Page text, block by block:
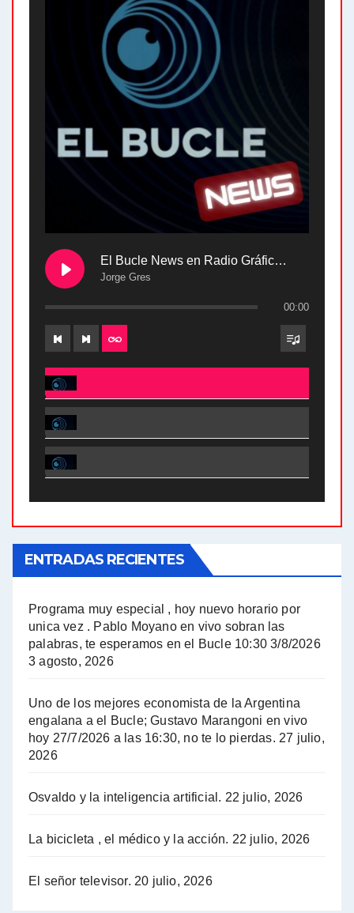
El Bucle News en Radio Gráfica. Bloque 2 . 28.04.24
Jorge Gres
00:00
El Bucle News en Radio Gráfica. Bloque 2 . 28.04.24 - Jorge Gres
El Bucle News en Radio Gráfica. Bloque 1 . 28.04.24 - Jorge Gres
El Bucle News en Radio Gráfica. Bloque 2 . 21.04.24 - Jorge Gres
A mayor poder al empresariado le cuesta encontrar resistencia - Jose Urtubey con Jorge Gres
Hugo Yasky : Día de la Militancia - Hugo Yasky con Jorge Gres
Hugo Yasky sobre la Coordinadora de las Industrias de Productos Alimenticios (COPAL) - Hugo Yasky con Jorge Gres
Pablo Moyano sobre el espionaje: "Estos personajes siniestros han hecho mucho daño" - Pablo Moyano con Jorge Gres
ENTRADAS RECIENTES
Programa muy especial , hoy nuevo horario por
unica vez . Pablo Moyano en vivo sobran las
palabras, te esperamos en el Bucle 10:30 3/8/2026
3 agosto, 2026
Uno de los mejores economista de la Argentina
engalana a el Bucle; Gustavo Marangoni en vivo
hoy 27/7/2026 a las 16:30, no te lo pierdas. 27 julio,
2026
Osvaldo y la inteligencia artificial. 22 julio, 2026
La bicicleta , el médico y la acción. 22 julio, 2026
El señor televisor. 20 julio, 2026